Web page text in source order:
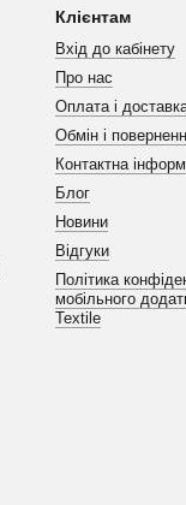
Клієнтам
Вхід до кабінету
Про нас
Оплата і
Обмін і
Контактна
Блог
Новини
Відгуки
Політика
мобільного
Textile